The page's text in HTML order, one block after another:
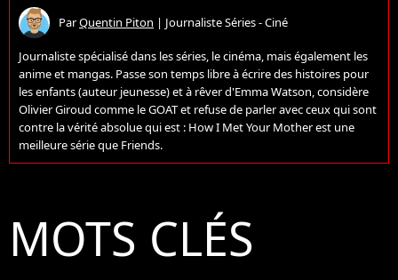
ParQuentin Piton | Journaliste Séries - Ciné
Journaliste spécialisé dans les séries, le cinéma, mais également les
anime et mangas. Passe son temps libre à écrire des histoires pour
les enfants (auteur jeunesse) et à rêver d'Emma Watson, considère
Olivier Giroud comme le GOAT et refuse de parler avec ceux qui sont
contre la vérité absolue qui est : How I Met Your Mother est une
meilleure série que Friends.
MOTS CLÉS